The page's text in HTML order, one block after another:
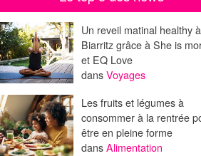
Un reveil matinal healthy à
Biarritz grâce à She is
et EQ Love
dansVoyages
Les fruits et légumes à
consommer à la rentrée
être en pleine forme
dansAlimentation